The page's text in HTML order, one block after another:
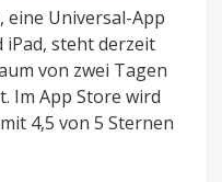
eine Universal-App
steht derzeit
von zwei Tagen
Im App Store wird
4,5 von 5 Sternen